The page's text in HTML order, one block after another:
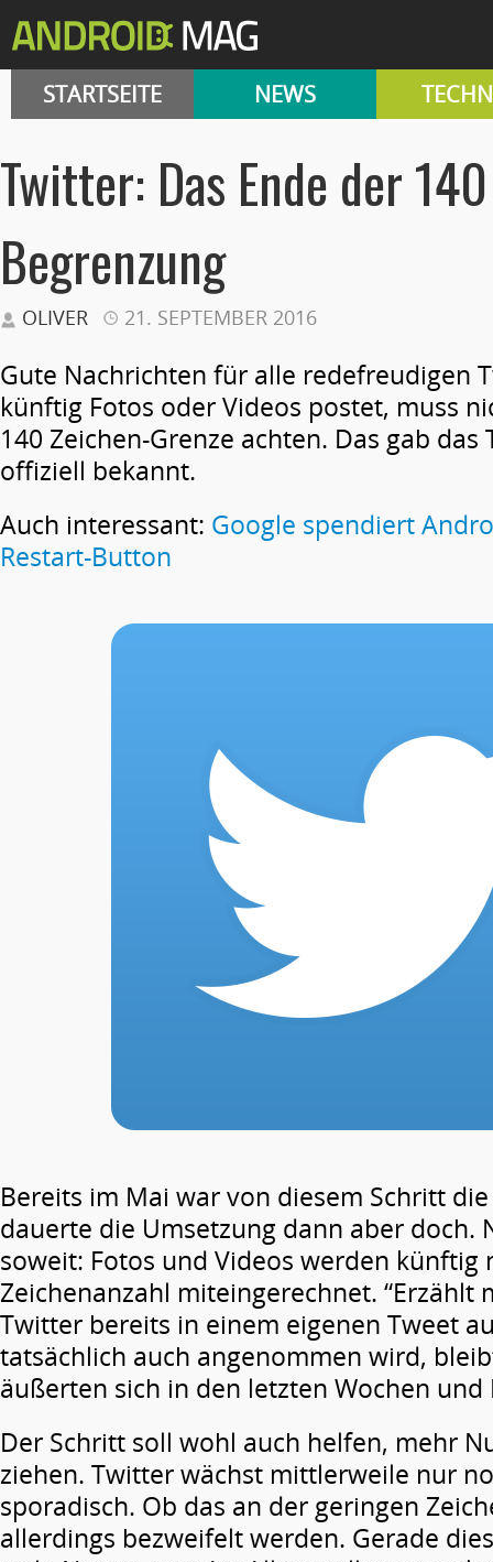
STARTSEITE NEWS
Twitter: Das Ende der
Begrenzung
OLIVER 21. SEPTEMBER 2016
Gute Nachrichten für alle redefreudigen
künftig Fotos oder Videos postet, muss
140 Zeichen-Grenze achten. Das gab
offiziell bekannt.
Auch interessant: Google spendiert
Restart-Button
Bereits im Mai war von diesem Schritt
dauerte die Umsetzung dann aber doch.
soweit: Fotos und Videos werden künftig
Zeichenanzahl miteingerechnet. “Erzählt
Twitter bereits in einem eigenen Tweet
tatsächlich auch angenommen wird,
äußerten sich in den letzten Wochen
Der Schritt soll wohl auch helfen, mehr
ziehen. Twitter wächst mittlerweile nur
sporadisch. Ob das an der geringen
allerdings bezweifelt werden. Gerade